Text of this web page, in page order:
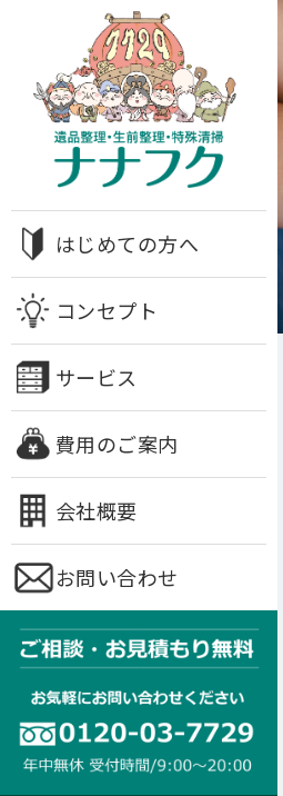
はじめての方へ
コンセプト
サービス
費用のご案内
会社概要
お問い合わせ